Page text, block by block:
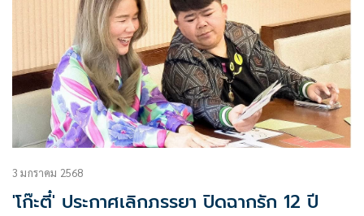
3 มกราคม 2568
'โก๊ะตี๋' ประกาศเลิกภรรยา ปิดฉากรัก 12 ปี